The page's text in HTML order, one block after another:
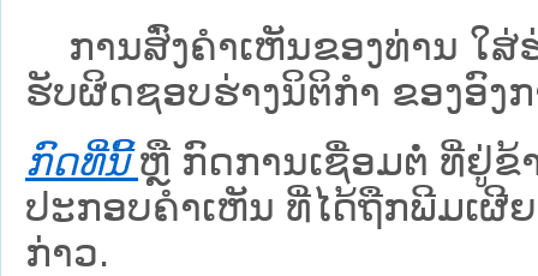
ການສົ່ງຄໍາເຫັນຂອງທ່ານ ໃສ່
ຮັບຜິດຊອບຮ່າງນິຕິກຳ ຂອງອົງ
ກົດທີ່ນີ້ ຫຼື ກົດການເຊື່ອມຕໍ່ ທີ່ຢູ່ຂ້
ປະກອບຄຳເຫັນ ທີ່ໄດ້ຖືກພີມເຜີ
ກ່າວ.